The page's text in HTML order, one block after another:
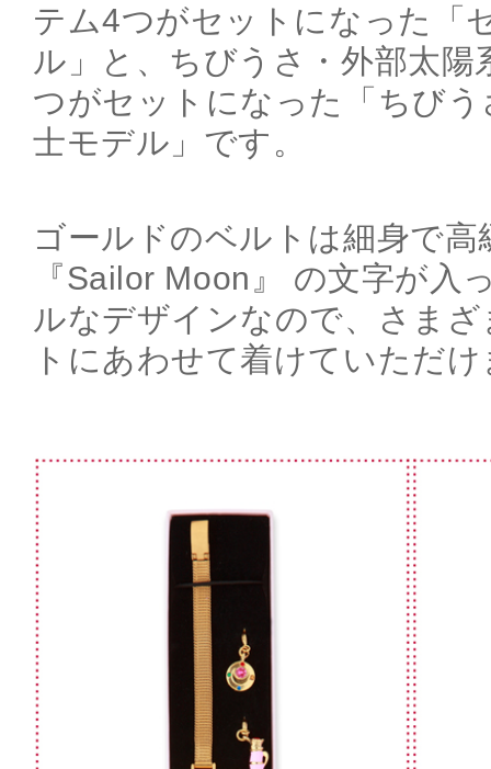
テム4つがセットになった「
ル」と、ちびうさ・外部太
つがセットになった「ちびう
士モデル」です。
ゴールドのベルトは細身で高
『Sailor Moon』 の文字が入
ルなデザインなので、さま
トにあわせて着けていただ